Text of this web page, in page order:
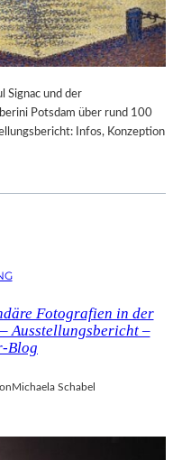
Signac und der
Potsdam über rund 100
Infos, Konzeption
Fotografien in der
Ausstellungsbericht –
Blog
Michaela Schabel